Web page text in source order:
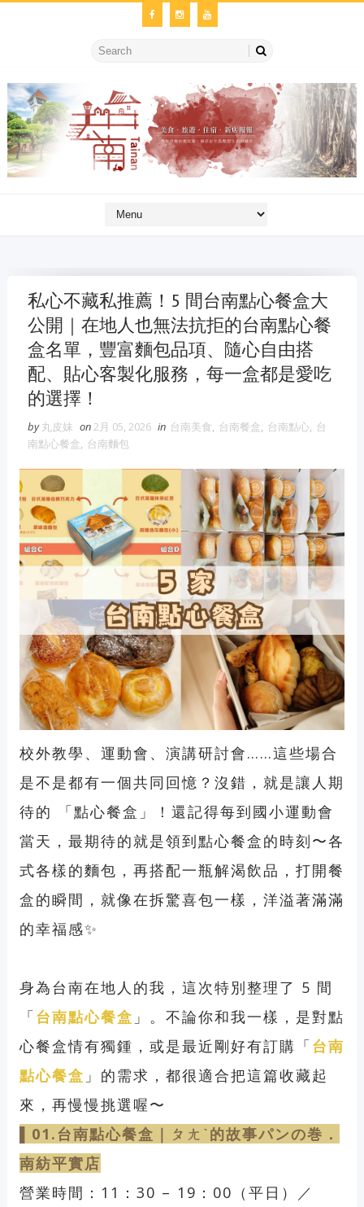
私心不藏私推薦！5 間台南點心餐盒大
公開｜在地人也無法抗拒的台南點心餐
盒名單，豐富麵包品項、隨心自由搭
配、貼心客製化服務，每一盒都是愛吃
的選擇！
by 丸皮妹 on2月 05, 2026 in 台南美食, 台南餐盒, 台南點心, 台
南點心餐盒, 台南麵包
校外教學、運動會、演講研討會……這些場合
是不是都有一個共同回憶？沒錯，就是讓人期
待的 「點心餐盒」！還記得每到國小運動會
當天，最期待的就是領到點心餐盒的時刻〜各
式各樣的麵包，再搭配一瓶解渴飲品，打開餐
盒的瞬間，就像在拆驚喜包一樣，洋溢著滿滿
的幸福感✨
身為台南在地人的我，這次特別整理了 5 間
「台南點心餐盒 」。不論你和我一樣，是對點
心餐盒情有獨鍾，或是最近剛好有訂購「台南
點心餐盒 」的需求，都很適合把這篇收藏起
來，再慢慢挑選喔〜
▌01.台南點心餐盒｜ㄆㄤˋ的故事パンの巻．
南紡平實店
營業時間：11：30 – 19：00（平日）／